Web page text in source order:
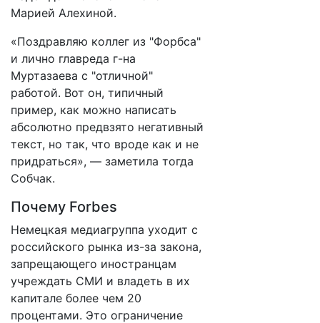
Марией Алехиной.
«Поздравляю коллег из "Форбса"
и лично главреда г-на
Муртазаева с "отличной"
работой. Вот он, типичный
пример, как можно написать
абсолютно предвзято негативный
текст, но так, что вроде как и не
придраться», — заметила тогда
Собчак.
Почему Forbes
Немецкая медиагруппа уходит с
российского рынка из-за закона,
запрещающего иностранцам
учреждать СМИ и владеть в их
капитале более чем 20
процентами. Это ограничение